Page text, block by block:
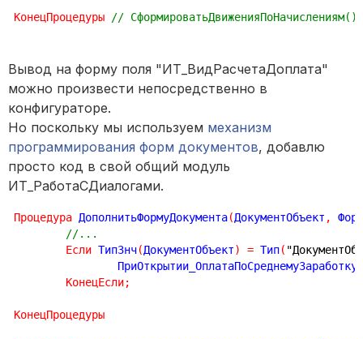
КонецПроцедуры // СформироватьДвиженияПоНачислениям()
Вывод на форму поля "ИТ_ВидРасчетаДоплата"
можно произвести непосредственно в
конфигураторе.
Но поскольку мы используем механизм
программирования форм документов, добавлю
просто код в свой общий модуль
ИТ_РаботаСДиалогами.
Процедура ДополнитьФормуДокумента(ДокументОбъект ,
//...
Если ТипЗнч(ДокументОбъект) = Тип(
		ПриОткрытии_ОплатаПоСреднемуЗаработку
КонецЕсли;
КонецПроцедуры